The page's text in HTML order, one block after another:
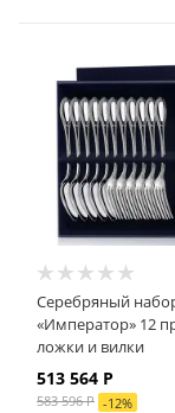
Серебряный
«Император» 12
ложки и вилки
513 564 Р
583 596Р -12%